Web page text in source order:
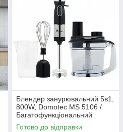
Блендер занурювальний 5в1,
800W, Domotec MS 5106 /
Багатофункціональний
подрібнювач / Міні комбайн
Готово до відправки